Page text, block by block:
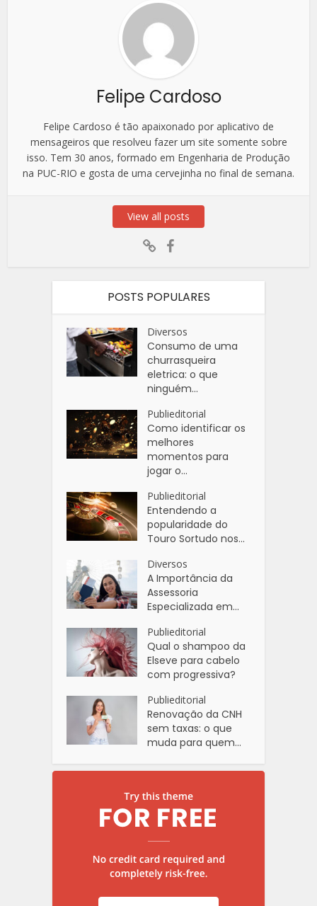
Felipe Cardoso
Felipe Cardoso é tão apaixonado por aplicativo de
mensageiros que resolveu fazer um site somente sobre
isso. Tem 30 anos, formado em Engenharia de Produção
na PUC-RIO e gosta de uma cervejinha no final de semana.
View all posts
POSTS POPULARES
Diversos
Consumo de uma
churrasqueira
eletrica: o que
ninguém...
Publieditorial
Como identificar os
melhores
momentos para
jogar o...
Publieditorial
Entendendo a
popularidade do
Touro Sortudo nos...
Diversos
A Importância da
Assessoria
Especializada em...
Publieditorial
Qual o shampoo da
Elseve para cabelo
com progressiva?
Publieditorial
Renovação da CNH
sem taxas: o que
muda para quem...